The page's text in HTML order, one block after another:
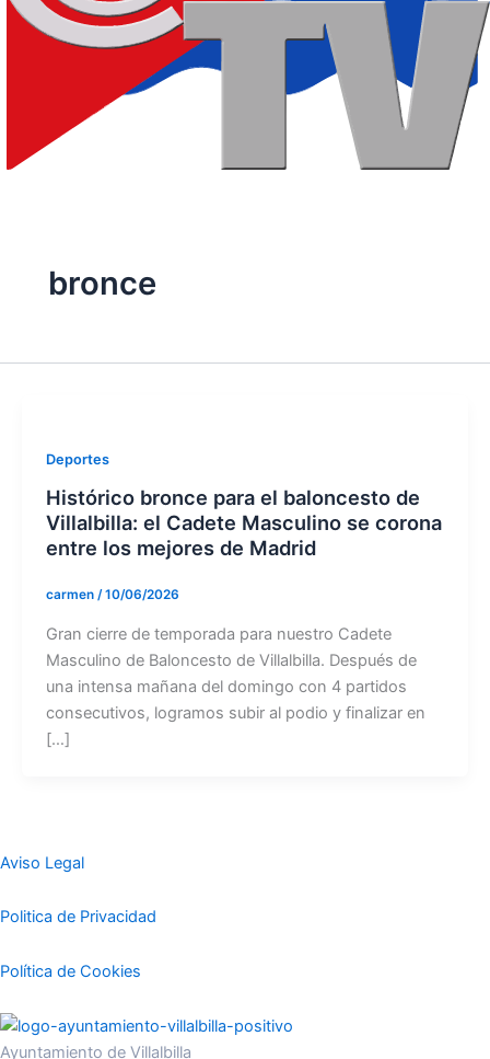
bronce
Deportes
Histórico bronce para el baloncesto de
Villalbilla: el Cadete Masculino se corona
entre los mejores de Madrid
carmen /10/06/2026
Gran cierre de temporada para nuestro Cadete
Masculino de Baloncesto de Villalbilla. Después de
una intensa mañana del domingo con 4 partidos
consecutivos, logramos subir al podio y finalizar en
[…]
Aviso Legal
Politica de Privacidad
Política de Cookies
Ayuntamiento de Villalbilla